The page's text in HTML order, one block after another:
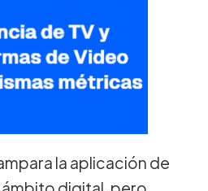
la aplicación de